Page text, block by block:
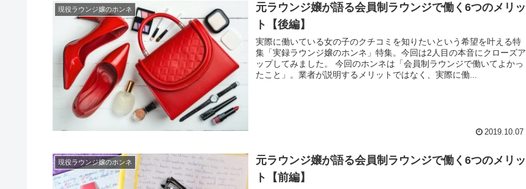
現役ラウンジ嬢のホンネ
元ラウンジ嬢が語る会員制ラウンジで働く6つのメリッ
ト【後編】
実際に働いている女の子のクチコミを知りたいという希望を叶える特
集「実録ラウンジ嬢のホンネ」特集。今回は2人目の本音にクローズア
ップしてみました。 今回のホンネは「会員制ラウンジで働いてよかっ
たこと」。業者が説明するメリットではなく、実際に働...
2019.10.07
現役ラウンジ嬢のホンネ
元ラウンジ嬢が語る会員制ラウンジで働く6つのメリッ
ト【前編】